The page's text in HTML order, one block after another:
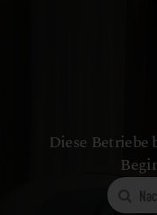
Diese
